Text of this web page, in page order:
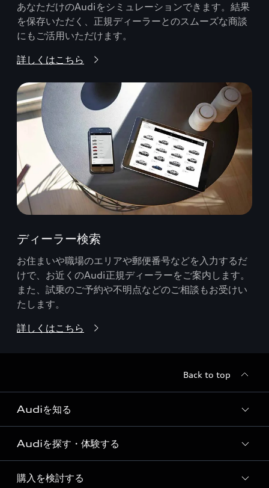
あなただけのAudiをシミュレーションできます。結果
を保存いただく、正規ディーラーとのスムーズな商談
にもご活用いただけます。
詳しくはこちら
ディーラー検索
お住まいや職場のエリアや郵便番号などを入力するだ
けで、お近くのAudi正規ディーラーをご案内します。
また、試乗のご予約や不明点などのご相談もお受けい
たします。
詳しくはこちら
Back to top
Audiを知る
Audi ブランド
Story of Progress
Audiを探す・体験する
ディーラー検索
購入を検討する